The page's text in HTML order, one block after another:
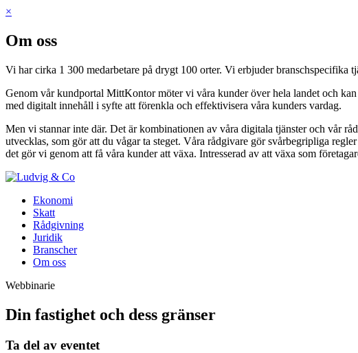
×
Om oss
Vi har cirka 1 300 medarbetare på drygt 100 orter. Vi erbjuder
Genom vår kundportal MittKontor möter vi våra kunder över hela landet och
med digitalt innehåll i syfte att förenkla och effektivisera våra kunders vardag.
Men vi stannar inte där. Det är kombinationen av våra digitala tjänster och vår
utvecklas, som gör att du vågar ta steget. Våra rådgivare gör svårbegripliga
det gör vi genom att få våra kunder att växa. Intresserad av att växa som
Ekonomi
Skatt
Rådgivning
Juridik
Branscher
Om oss
Webbinarie
Din fastighet och dess gränser
Ta del av eventet